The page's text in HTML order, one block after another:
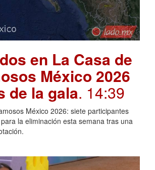
en La Casa de
México 2026
de la gala. 14:39
México 2026: siete participantes
la eliminación esta semana tras una